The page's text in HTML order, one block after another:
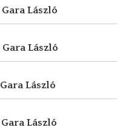
Gara László
Gara László
Gara László
Gara László